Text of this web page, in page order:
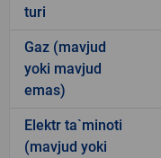
turi
Gaz (mavjud
yoki mavjud
emas)
Elektr ta`minoti
(mavjud yoki